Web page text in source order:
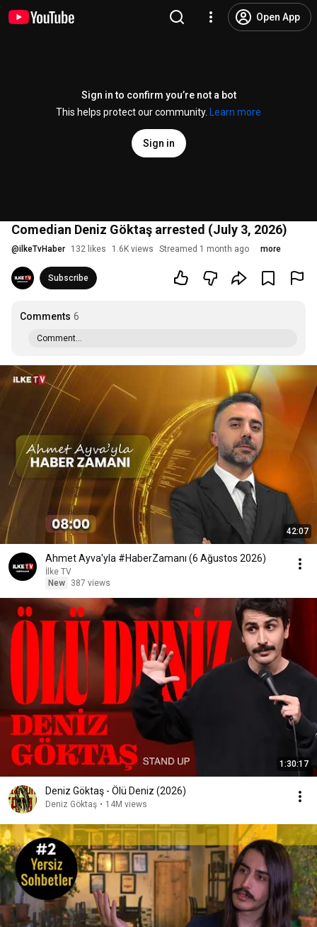
Open App
Sign in to confirm you’re not a bot
This helps protect our community.
Learn more
Sign in
Comedian Deniz Göktaş arrested (July 3, 2026)
@ilkeTvHaber 132 likes 1.6K views Streamed 1 month ago more
Subscribe
Comments 6
Comment...
42:07
Ahmet Ayva'yla #HaberZamanı (6 Ağustos 2026)
İlke TV
New
387 views
1:30:17
Deniz Göktaş - Ölü Deniz (2026)
Deniz Göktaş • 14M views